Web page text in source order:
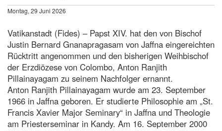
Montag, 29 Juni 2026
Vatikanstadt (Fides) – Papst XIV. hat den von Bischof
Justin Bernard Gnanapragasam von Jaffna eingereichten
Rücktritt angenommen und den bisherigen Weihbischof
der Erzdiözese von Colombo, Anton Ranjith
Pillainayagam zu seinem Nachfolger ernannt.
Anton Ranjith Pillainayagam wurde am 23. September
1966 in Jaffna geboren. Er studierte Philosophie am „St.
Francis Xavier Major Seminary“ in Jaffna und Theologie
am Priesterseminar in Kandy. Am 16. September 2000